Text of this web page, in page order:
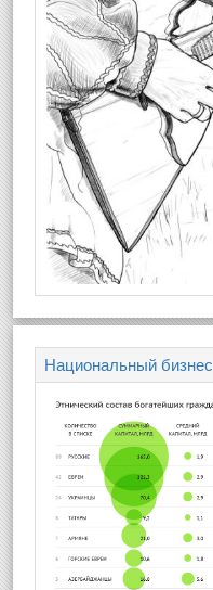
Национальный бизнес